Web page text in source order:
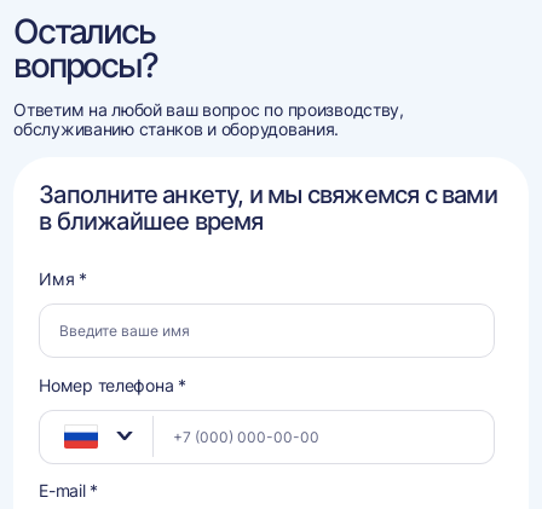
Остались
вопросы?
Ответим на любой ваш вопрос по производству,
обслуживанию станков и оборудования.
Заполните анкету, и мы свяжемся с вами
в ближайшее время
Имя *
Номер телефона *
E-mail *